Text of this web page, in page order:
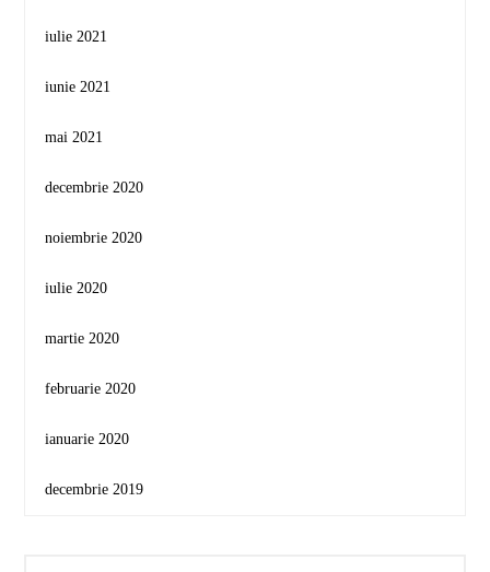
iulie 2021
iunie 2021
mai 2021
decembrie 2020
noiembrie 2020
iulie 2020
martie 2020
februarie 2020
ianuarie 2020
decembrie 2019